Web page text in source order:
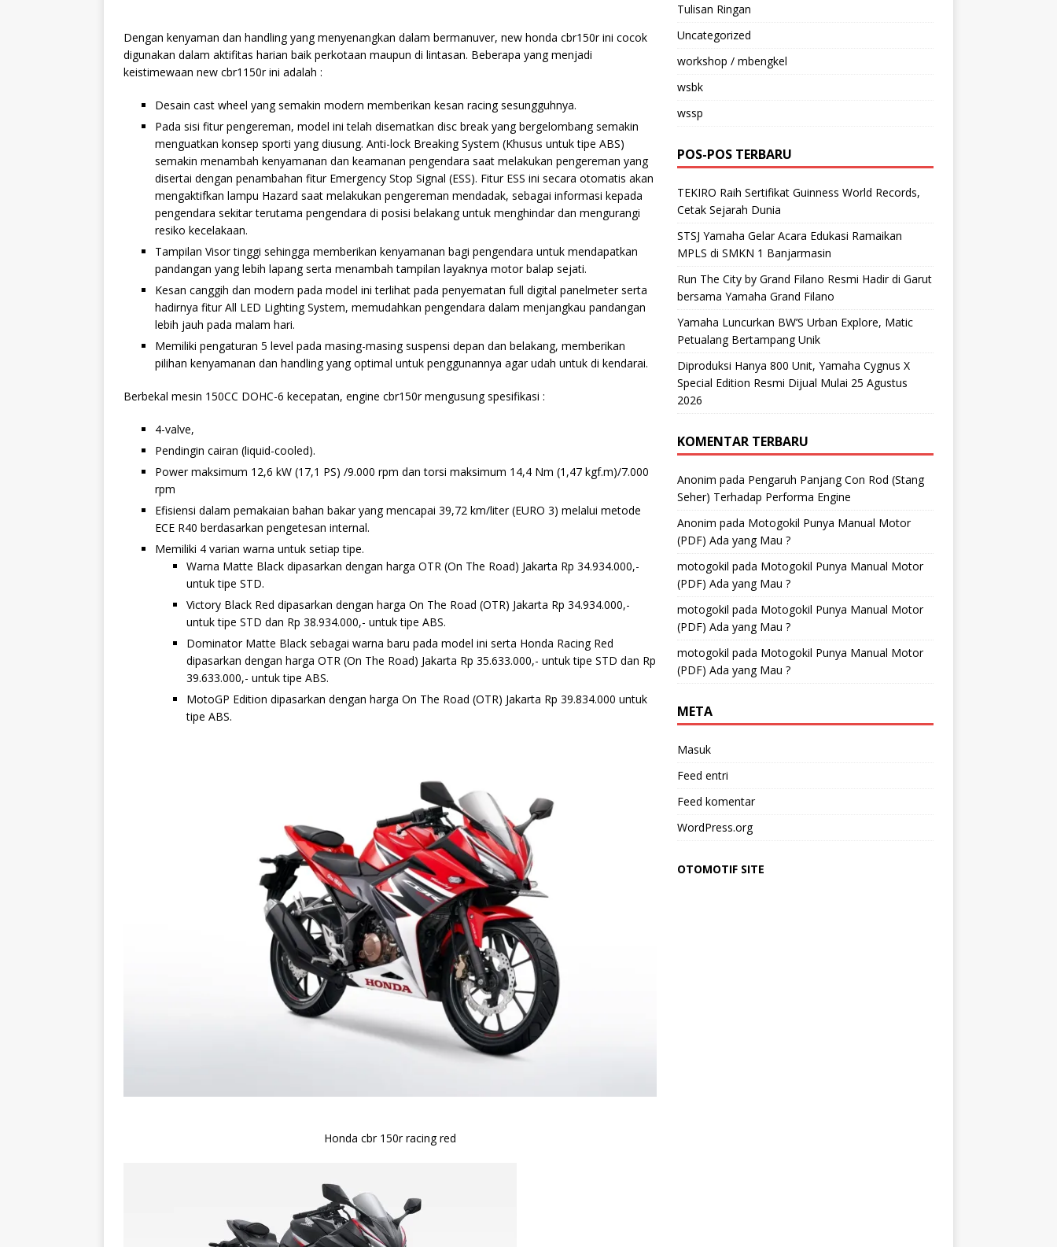
Dengan kenyaman dan handling yang menyenangkan dalam bermanuver, new honda cbr150r ini cocok
digunakan dalam aktifitas harian baik perkotaan maupun di lintasan. Beberapa yang menjadi
keistimewaan new cbr1150r ini adalah :
Desain cast wheel yang semakin modern memberikan kesan racing sesungguhnya.
Pada sisi fitur pengereman, model ini telah disematkan disc break yang bergelombang semakin
menguatkan konsep sporti yang diusung. Anti-lock Breaking System (Khusus untuk tipe ABS)
semakin menambah kenyamanan dan keamanan pengendara saat melakukan pengereman yang
disertai dengan penambahan fitur Emergency Stop Signal (ESS). Fitur ESS ini secara otomatis akan
mengaktifkan lampu Hazard saat melakukan pengereman mendadak, sebagai informasi kepada
pengendara sekitar terutama pengendara di posisi belakang untuk menghindar dan mengurangi
resiko kecelakaan.
Tampilan Visor tinggi sehingga memberikan kenyamanan bagi pengendara untuk mendapatkan
pandangan yang lebih lapang serta menambah tampilan layaknya motor balap sejati.
Kesan canggih dan modern pada model ini terlihat pada penyematan full digital panelmeter serta
hadirnya fitur All LED Lighting System, memudahkan pengendara dalam menjangkau pandangan
lebih jauh pada malam hari.
Memiliki pengaturan 5 level pada masing-masing suspensi depan dan belakang, memberikan
pilihan kenyamanan dan handling yang optimal untuk penggunannya agar udah untuk di kendarai.
Berbekal mesin 150CC DOHC-6 kecepatan, engine cbr150r mengusung spesifikasi :
4-valve,
Pendingin cairan (liquid-cooled).
Power maksimum 12,6 kW (17,1 PS) /9.000 rpm dan torsi maksimum 14,4 Nm (1,47 kgf.m)/7.000
rpm
Efisiensi dalam pemakaian bahan bakar yang mencapai 39,72 km/liter (EURO 3) melalui metode
ECE R40 berdasarkan pengetesan internal.
Memiliki 4 varian warna untuk setiap tipe.
Warna Matte Black dipasarkan dengan harga OTR (On The Road) Jakarta Rp 34.934.000,-
untuk tipe STD.
Victory Black Red dipasarkan dengan harga On The Road (OTR) Jakarta Rp 34.934.000,-
untuk tipe STD dan Rp 38.934.000,- untuk tipe ABS.
Dominator Matte Black sebagai warna baru pada model ini serta Honda Racing Red
dipasarkan dengan harga OTR (On The Road) Jakarta Rp 35.633.000,- untuk tipe STD dan Rp
39.633.000,- untuk tipe ABS.
MotoGP Edition dipasarkan dengan harga On The Road (OTR) Jakarta Rp 39.834.000 untuk
tipe ABS.
Honda cbr 150r racing red
Tulisan Ringan
Uncategorized
workshop / mbengkel
wsbk
wssp
POS-POS TERBARU
TEKIRO Raih Sertifikat Guinness World Records,
Cetak Sejarah Dunia
STSJ Yamaha Gelar Acara Edukasi Ramaikan
MPLS di SMKN 1 Banjarmasin
Run The City by Grand Filano Resmi Hadir di Garut
bersama Yamaha Grand Filano
Yamaha Luncurkan BW’S Urban Explore, Matic
Petualang Bertampang Unik
Diproduksi Hanya 800 Unit, Yamaha Cygnus X
Special Edition Resmi Dijual Mulai 25 Agustus
2026
KOMENTAR TERBARU
Anonim pada Pengaruh Panjang Con Rod (Stang
Seher) Terhadap Performa Engine
Anonim pada Motogokil Punya Manual Motor
(PDF) Ada yang Mau ?
motogokil pada Motogokil Punya Manual Motor
(PDF) Ada yang Mau ?
motogokil pada Motogokil Punya Manual Motor
(PDF) Ada yang Mau ?
motogokil pada Motogokil Punya Manual Motor
(PDF) Ada yang Mau ?
META
Masuk
Feed entri
Feed komentar
WordPress.org
OTOMOTIF SITE